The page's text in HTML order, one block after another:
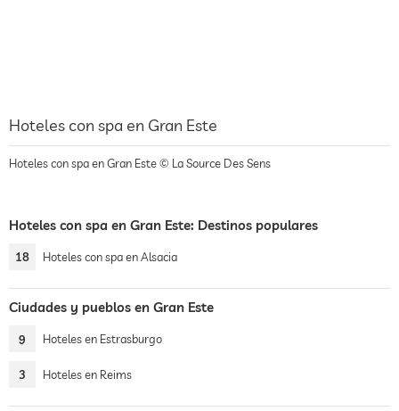
Hoteles con spa en Gran Este
Hoteles con spa en Gran Este © La Source Des Sens
Hoteles con spa en Gran Este: Destinos populares
18 Hoteles con spa en Alsacia
Ciudades y pueblos en Gran Este
9 Hoteles en Estrasburgo
3 Hoteles en Reims